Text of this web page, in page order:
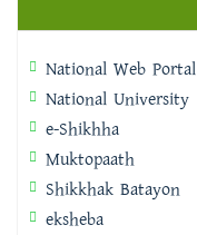
National Web Portal
National University
e-Shikhha
Muktopaath
Shikkhak Batayon
eksheba